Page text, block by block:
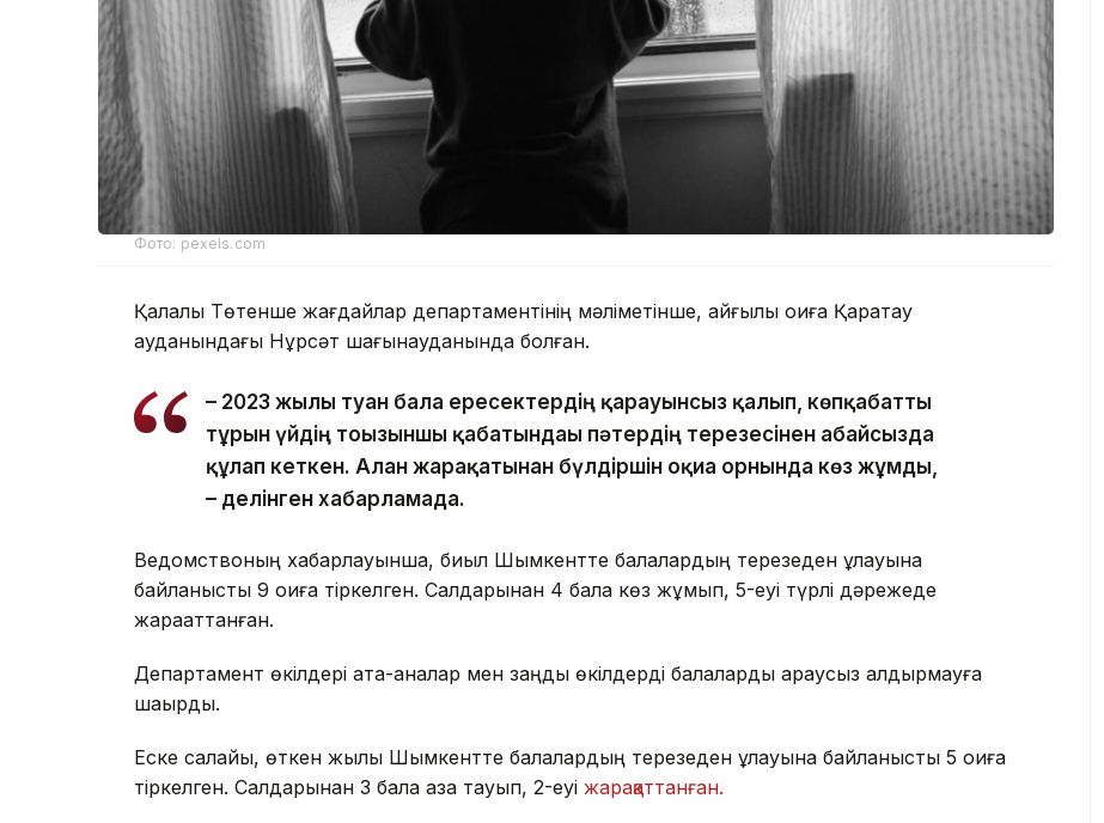
Фото: pexels.com
Қалалық Төтенше жағдайлар департаментінің мәліметінше, қайғылы оқиға Қаратау
ауданындағы Нұрсәт шағынауданында болған.
– 2023 жылы туған бала ересектердің қарауынсыз қалып, көпқабатты
тұрғын үйдің тоғызыншы қабатындағы пәтердің терезесінен абайсызда
құлап кеткен. Алған жарақатынан бүлдіршін оқиға орнында көз жұмды,
– делінген хабарламада.
Ведомствоның хабарлауынша, биыл Шымкентте балалардың терезеден құлауына
байланысты 9 оқиға тіркелген. Салдарынан 4 бала көз жұмып, 5-еуі түрлі дәрежеде
жарақаттанған.
Департамент өкілдері ата-аналар мен заңды өкілдерді балаларды қараусыз қалдырмауға
шақырды.
Еске салайық, өткен жылы Шымкентте балалардың терезеден құлауына байланысты 5 оқиға
тіркелген. Салдарынан 3 бала қаза тауып, 2-еуі жарақаттанған.